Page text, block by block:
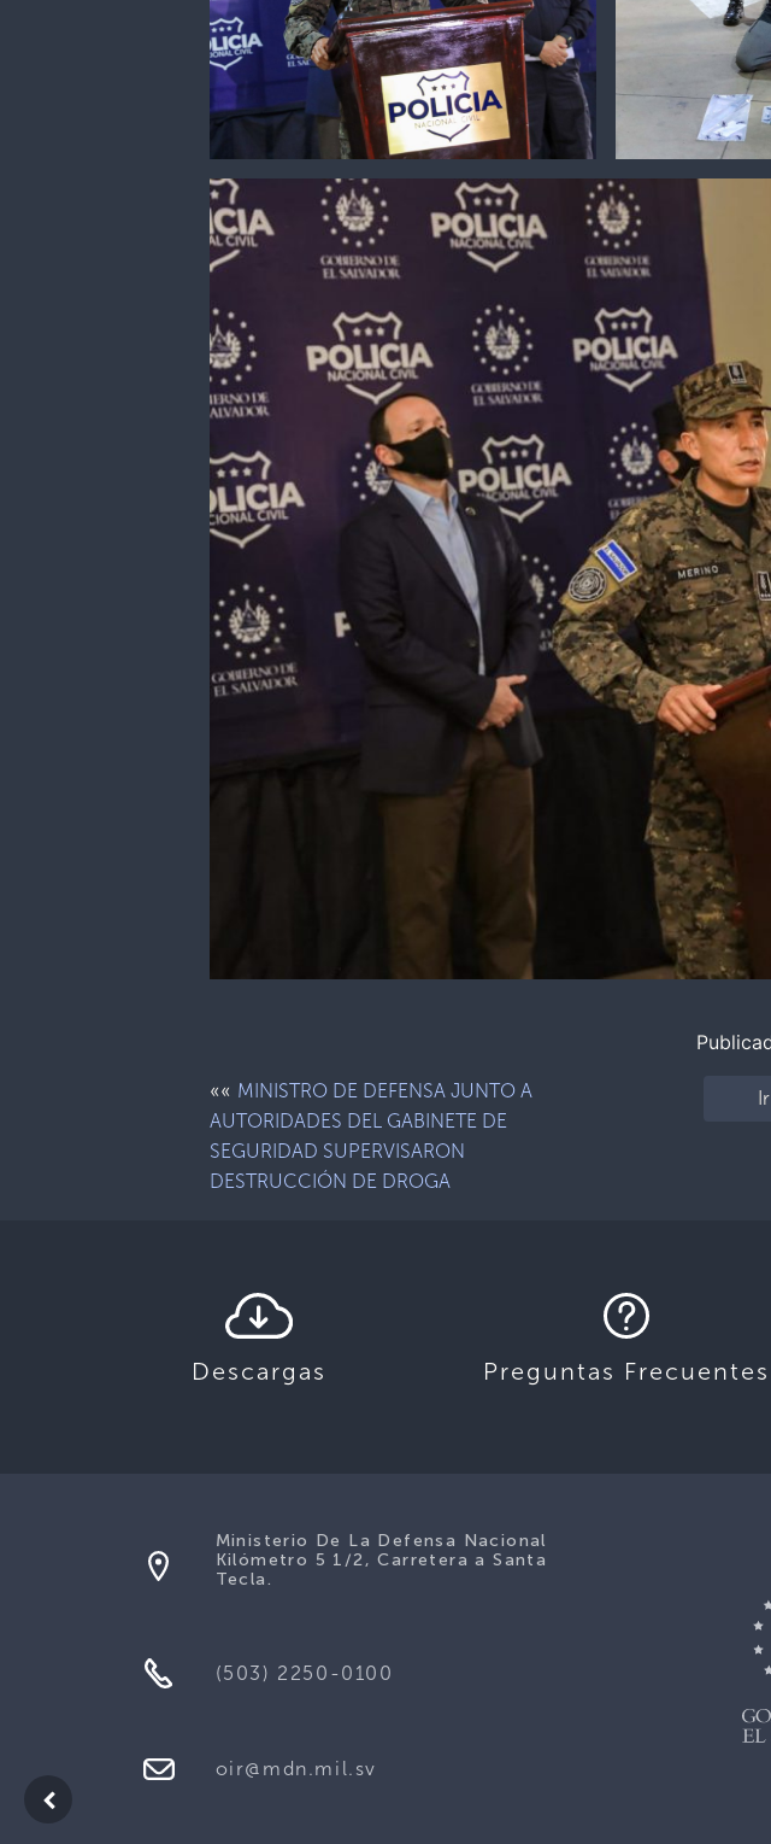
«« MINISTRO DE DEFENSA JUNTO A
AUTORIDADES DEL GABINETE DE
SEGURIDAD SUPERVISARON
DESTRUCCIÓN DE DROGA
Descargas Preguntas Frecuentes
Ministerio De La Defensa Nacional
Kilómetro 5 1/2, Carretera a Santa
Tecla.
(503) 2250-0100
oir@mdn.mil.sv